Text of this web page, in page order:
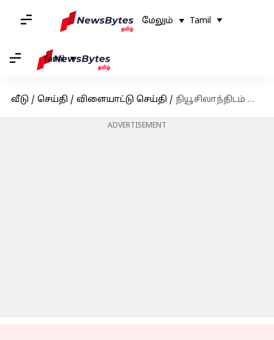
மேலும் Tamil
Tamil
வீடு / செய்தி / விளையாட்டு செய்தி / நியூசிலாந்திடம் தோல்வி! ஹாக்கி உலகக்கோப்பையிலிருந்து வெளியேறியது இந்தியா!
ADVERTISEMENT